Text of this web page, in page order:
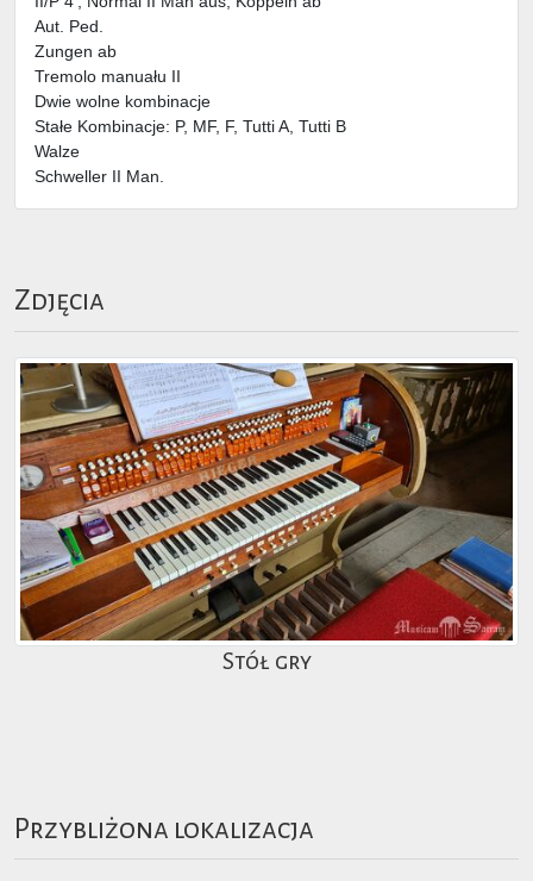
Aut. Ped.
Zungen ab
Tremolo manuału II
Dwie wolne kombinacje
Stałe Kombinacje: P, MF, F, Tutti A, Tutti B
Walze
Schweller II Man.
Zdjęcia
Stół gry
Przybliżona lokalizacja